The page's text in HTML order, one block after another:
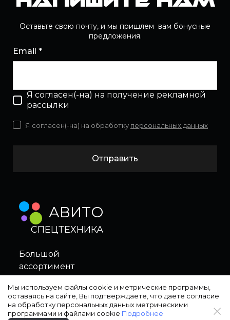
Оставьте свою почту, и мы пришлем вам бонусные
предложения.
Email *
Я согласен(-на) на получение рекламной
рассылки
Отправить
Я согласен(-на) на обработку персональных данных
АВИТО
Большой
ассортимент
в нашем магазине
СПЕЦТЕХНИКА
Мы используем файлы cookie и метрические программы,
оставаясь на сайте, Вы подтверждаете, что даете согласие
на обработку персональных данных метрическими
программами и файлами cookie Подробнее